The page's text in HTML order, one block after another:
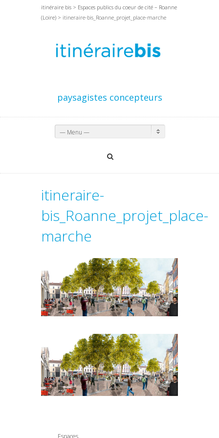
itinéraire bis > Espaces publics du coeur de cité – Roanne
(Loire) > itineraire-bis_Roanne_projet_place-marche
paysagistes concepteurs
— Menu —
itineraire-
bis_Roanne_projet_place-
marche